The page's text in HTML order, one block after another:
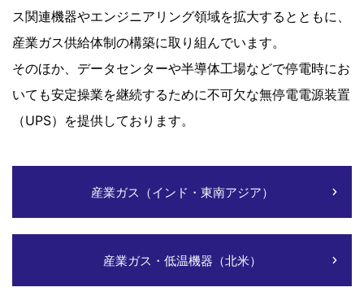
ス関連機器やエンジニアリング領域を拡大するとともに、
産業ガス供給体制の構築に取り組んでいます。
そのほか、データセンターや半導体工場などで停電時にお
いても安定操業を継続するために不可欠な無停電電源装置
（UPS）を提供しております。
産業ガス（インド・東南アジア）
産業ガス・低温機器（北米）